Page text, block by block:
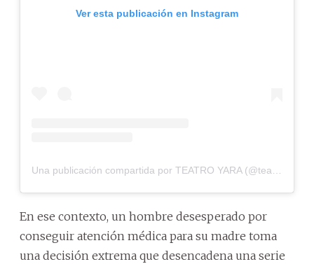
Ver esta publicación en Instagram
En ese contexto, un hombre desesperado por
conseguir atención médica para su madre toma
una decisión extrema que desencadena una serie